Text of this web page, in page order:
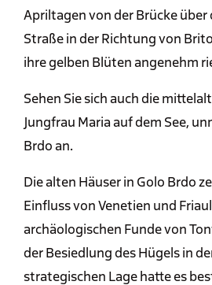
Apriltagen von der Brücke über
Straße in der Richtung von
ihre gelben Blüten angenehm
Sehen Sie sich auch die
Jungfrau Maria auf dem See,
Brdo an.
Die alten Häuser in Golo Brdo
Einfluss von Venetien und
archäologischen Funde von
der Besiedlung des Hügels in
strategischen Lage hatte es